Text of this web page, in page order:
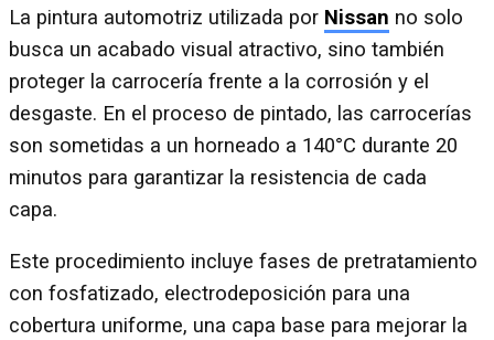
La pintura automotriz utilizada por Nissan no solo
busca un acabado visual atractivo, sino también
proteger la carrocería frente a la corrosión y el
desgaste. En el proceso de pintado, las carrocerías
son sometidas a un horneado a 140°C durante 20
minutos para garantizar la resistencia de cada
capa.
Este procedimiento incluye fases de pretratamiento
con fosfatizado, electrodeposición para una
cobertura uniforme, una capa base para mejorar la